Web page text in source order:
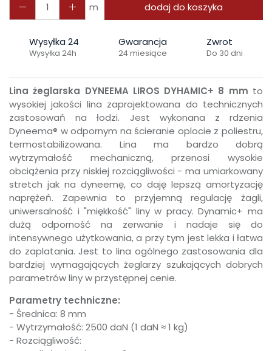
m dodaj do koszyka
Wysyłka 24
Wysyłka 24h
Gwarancja
24 miesiące
Zwrot
Do 30 dni
Lina żeglarska DYNEEMA LIROS DYHAMIC+ 8 mm to
wysokiej jakości lina zaprojektowana do technicznych
zastosowań na łodzi. Jest wykonana z rdzenia
Dyneema® w odpornym na ścieranie oplocie z poliestru,
termostabilizowana. Lina ma bardzo dobrą
wytrzymałość mechaniczną, przenosi wysokie
obciążenia przy niskiej rozciągliwości - ma umiarkowany
stretch jak na dyneemę, co daję lepszą amortyzację
naprężeń. Zapewnia to przyjemną regulację żagli,
uniwersalność i "miękkość" liny w pracy. Dynamic+ ma
dużą odporność na zerwanie i nadaje się do
intensywnego użytkowania, a przy tym jest lekka i łatwa
do zaplatania. Jest to lina ogólnego zastosowania dla
bardziej wymagających żeglarzy szukających dobrych
parametrów liny w przystępnej cenie.
Parametry techniczne:
- Średnica: 8 mm
- Wytrzymałość: 2500 daN (1 daN ≈ 1 kg)
- Rozciągliwość: